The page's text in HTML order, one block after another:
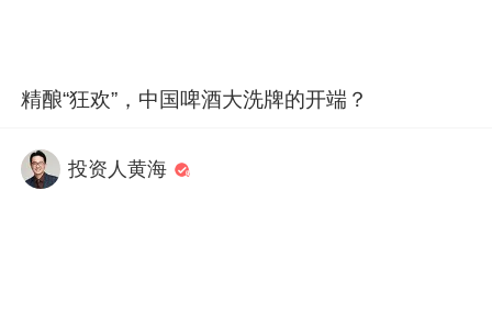
精酿“狂欢”，中国啤酒大洗牌的开端？
投资人黄海